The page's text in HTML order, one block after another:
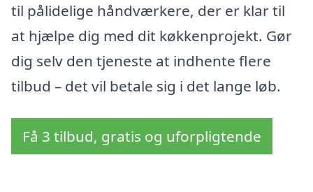
til pålidelige håndværkere, der er klar til
at hjælpe dig med dit køkkenprojekt. Gør
dig selv den tjeneste at indhente flere
tilbud – det vil betale sig i det lange løb.
Få 3 tilbud, gratis og uforpligtende